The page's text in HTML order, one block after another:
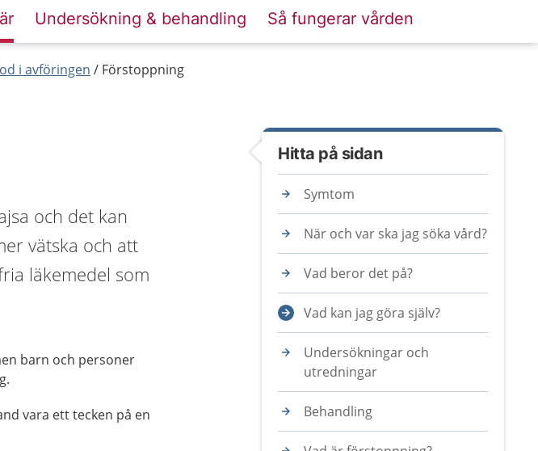
Undersökning & behandling Så fungerar vården
i avföringen Förstoppning
och det kan
vätska och att
läkemedel som
barn och personer
vara ett tecken på en
Hitta på sidan
Symtom
När och var ska jag söka vård?
Vad beror det på?
Vad kan jag göra själv?
Undersökningar och
utredningar
Behandling